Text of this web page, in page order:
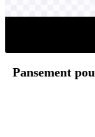
Pansement